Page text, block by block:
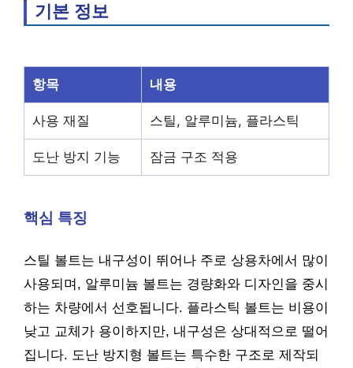
기본 정보
항목 내용
사용 재질 스틸, 알루미늄, 플라스틱
도난 방지 기능 잠금 구조 적용
핵심 특징
스틸 볼트는 내구성이 뛰어나 주로 상용차에서 많이
사용되며, 알루미늄 볼트는 경량화와 디자인을 중시
하는 차량에서 선호됩니다. 플라스틱 볼트는 비용이
낮고 교체가 용이하지만, 내구성은 상대적으로 떨어
집니다. 도난 방지형 볼트는 특수한 구조로 제작되